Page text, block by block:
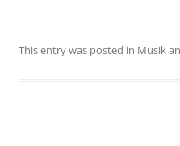
This entry was posted in Musik